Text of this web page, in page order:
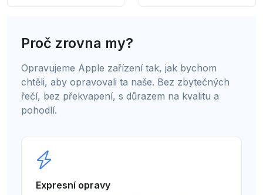
Proč zrovna my?
Opravujeme Apple zařízení tak, jak bychom
chtěli, aby opravovali ta naše. Bez zbytečných
řečí, bez překvapení, s důrazem na kvalitu a
pohodlí.
Expresní opravy